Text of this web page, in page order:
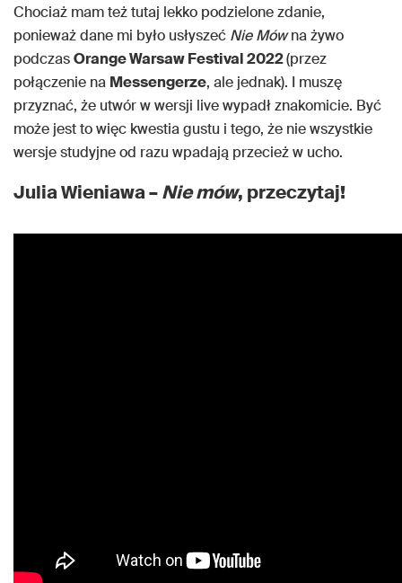
Chociaż mam też tutaj lekko podzielone zdanie,
ponieważ dane mi było usłyszeć Nie Mówna żywo
podczasOrange Warsaw Festival 2022(przez
połączenie na Messengerze, ale jednak). I muszę
przyznać, że utwór w wersji live wypadł znakomicie. Być
może jest to więc kwestia gustu i tego, że nie wszystkie
wersje studyjne od razu wpadają przecież w ucho.
Julia Wieniawa –Nie mów, przeczytaj!